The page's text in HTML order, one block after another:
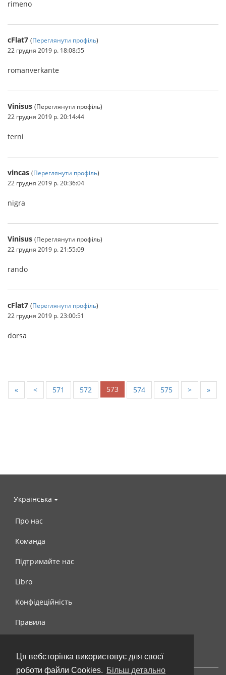
Ця вебсторінка використовує для своєї
роботи файли Cookies. Більш детально
rimeno
cFlat7 (Переглянути профіль)
22 грудня 2019 р. 18:08:55
romanverkante
Vinisus (Переглянути профіль)
22 грудня 2019 р. 20:14:44
terni
vincas (Переглянути профіль)
22 грудня 2019 р. 20:36:04
nigra
Vinisus (Переглянути профіль)
22 грудня 2019 р. 21:55:09
rando
cFlat7 (Переглянути профіль)
22 грудня 2019 р. 23:00:51
dorsa
« < 571 572 573 574 575 > »
Українська
Про нас
Команда
Підтримайте нас
Libro
Конфідеційність
Правила